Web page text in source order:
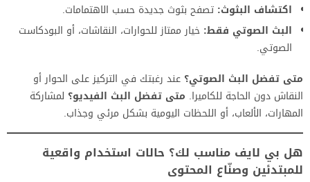
اكتشاف البثوث: تصفح بثوث جديدة حسب الاهتمامات.
البث الصوتي فقط: خيار ممتاز للحوارات، النقاشات، أو البودكاست
الصوتي.
متى تفضل البث الصوتي؟ عند رغبتك في التركيز على الحوار أو
النقاش دون الحاجة للكاميرا. متى تفضل البث الفيديو؟ لمشاركة
المهارات، الألعاب، أو اللحظات اليومية بشكل مرئي وجذاب.
هل بي لايف مناسب لك؟ حالات استخدام واقعية
للمبتدئين وصنّاع المحتوى